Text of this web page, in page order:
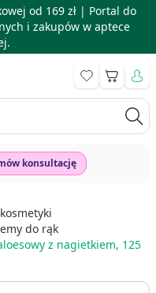
od 169 zł | Portal do
i zakupów w aptece
Koszyk
konsultację
do rąk
z nagietkiem, 125